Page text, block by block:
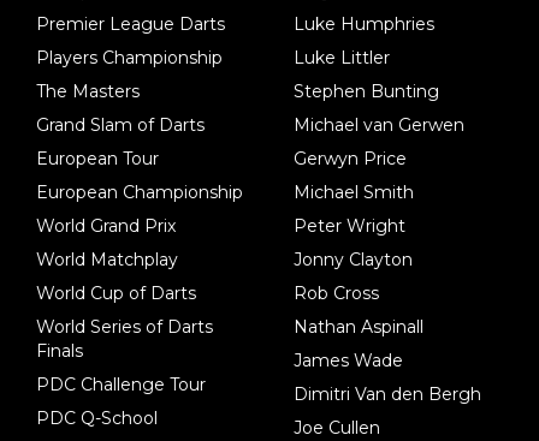
Premier League Darts
Players Championship
The Masters
Grand Slam of Darts
European Tour
European Championship
World Grand Prix
World Matchplay
World Cup of Darts
World Series of Darts
Finals
PDC Challenge Tour
PDC Q-School
Luke Humphries
Luke Littler
Stephen Bunting
Michael van Gerwen
Gerwyn Price
Michael Smith
Peter Wright
Jonny Clayton
Rob Cross
Nathan Aspinall
James Wade
Dimitri Van den Bergh
Joe Cullen